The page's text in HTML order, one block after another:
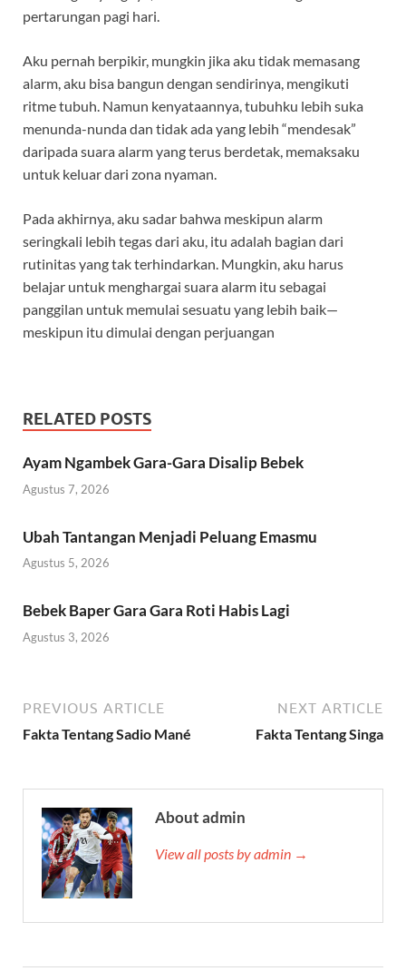
pertarungan pagi hari.
Aku pernah berpikir, mungkin jika aku tidak memasang
alarm, aku bisa bangun dengan sendirinya, mengikuti
ritme tubuh. Namun kenyataannya, tubuhku lebih suka
menunda-nunda dan tidak ada yang lebih “mendesak”
daripada suara alarm yang terus berdetak, memaksaku
untuk keluar dari zona nyaman.
Pada akhirnya, aku sadar bahwa meskipun alarm
seringkali lebih tegas dari aku, itu adalah bagian dari
rutinitas yang tak terhindarkan. Mungkin, aku harus
belajar untuk menghargai suara alarm itu sebagai
panggilan untuk memulai sesuatu yang lebih baik—
meskipun itu dimulai dengan perjuangan
RELATED POSTS
Ayam Ngambek Gara-Gara Disalip Bebek
Agustus 7, 2026
Ubah Tantangan Menjadi Peluang Emasmu
Agustus 5, 2026
Bebek Baper Gara Gara Roti Habis Lagi
Agustus 3, 2026
PREVIOUS ARTICLE
Fakta Tentang Sadio Mané
NEXT ARTICLE
Fakta Tentang Singa
About admin
View all posts by admin →